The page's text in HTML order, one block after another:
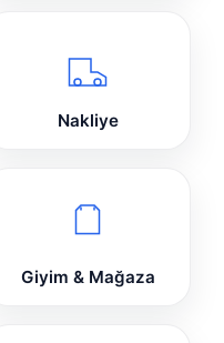
Nakliye
Giyim & Mağaza